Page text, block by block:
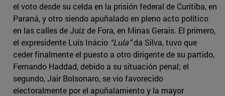
el voto desde su celda en la prisión federal de Curitiba, en
Paraná, y otro siendo apuñalado en pleno acto político
en las calles de Juíz de Fora, en Minas Gerais. El primero,
el expresidente Luís Inácio “Lula”da Silva, tuvo que
ceder finalmente el puesto a otro dirigente de su partido,
Fernando Haddad, debido a su situación penal; el
segundo, Jair Bolsonaro, se vio favorecido
electoralmente por el apuñalamiento y la mayor